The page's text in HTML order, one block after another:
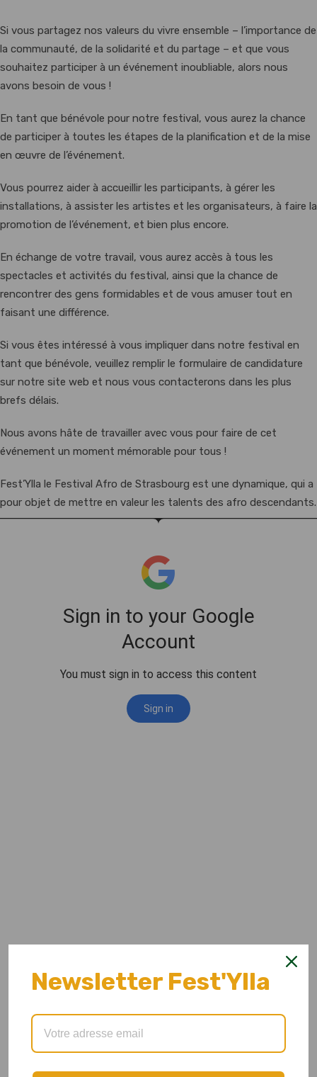
Si vous partagez nos valeurs du vivre ensemble – l’importance de
la communauté, de la solidarité et du partage – et que vous
souhaitez participer à un événement inoubliable, alors nous
avons besoin de vous !
En tant que bénévole pour notre festival, vous aurez la chance
de participer à toutes les étapes de la planification et de la mise
en œuvre de l’événement.
Vous pourrez aider à accueillir les participants, à gérer les
installations, à assister les artistes et les organisateurs, à faire la
promotion de l’événement, et bien plus encore.
En échange de votre travail, vous aurez accès à tous les
spectacles et activités du festival, ainsi que la chance de
rencontrer des gens formidables et de vous amuser tout en
faisant une différence.
Si vous êtes intéressé à vous impliquer dans notre festival en
tant que bénévole, veuillez remplir le formulaire de candidature
sur notre site web et nous vous contacterons dans les plus
brefs délais.
Nous avons hâte de travailler avec vous pour faire de cet
événement un moment mémorable pour tous !
Fest’Ylla le Festival Afro de Strasbourg est une dynamique, qui a
pour objet de mettre en valeur les talents des afro descendants.
Newsletter Fest'Ylla